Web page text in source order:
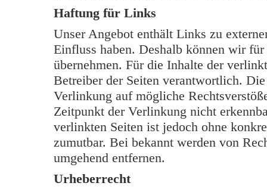
Haftung für Links
Unser Angebot enthält Links zu
Einfluss haben. Deshalb können wir
übernehmen. Für die Inhalte der
Betreiber der Seiten verantwortlich.
Verlinkung auf mögliche
Zeitpunkt der Verlinkung nicht
verlinkten Seiten ist jedoch ohne
zumutbar. Bei bekannt werden von
umgehend entfernen.
Urheberrecht